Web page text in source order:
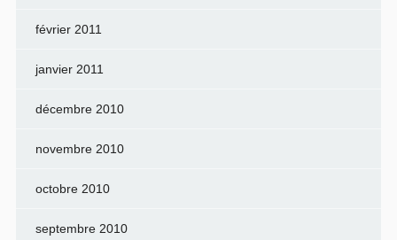
février 2011
janvier 2011
décembre 2010
novembre 2010
octobre 2010
septembre 2010